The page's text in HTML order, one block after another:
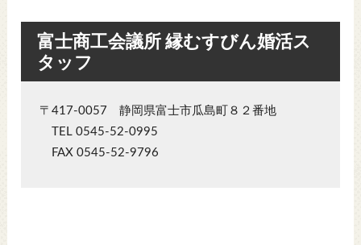
富士商工会議所 縁むすびん婚活ス
タッフ
〒417-0057 静岡県富士市瓜島町８２番地
TEL 0545-52-0995
FAX 0545-52-9796